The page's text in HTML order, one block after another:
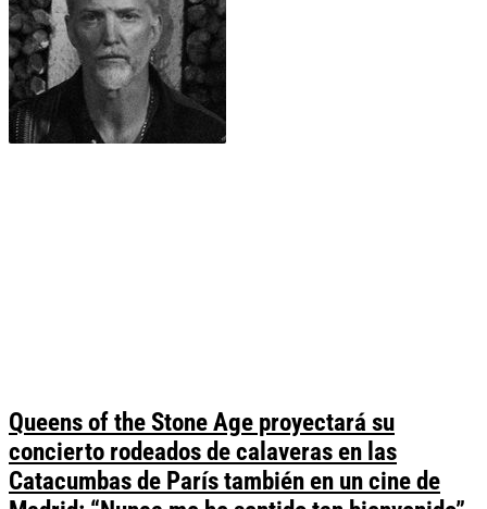
Queens of the Stone Age proyectará su
concierto rodeados de calaveras en las
Catacumbas de París también en un cine de